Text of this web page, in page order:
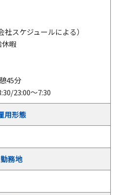
スケジュールによる）
暇
45分
23:00～7:30
用形態
勤務地